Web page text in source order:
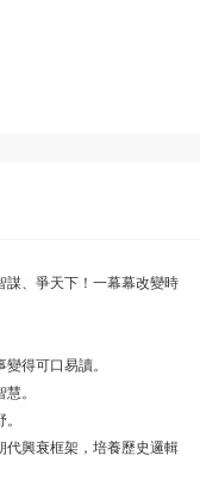
謀、爭天下！一幕幕改變時
得可口易讀。
。
興衰框架，培養歷史邏輯